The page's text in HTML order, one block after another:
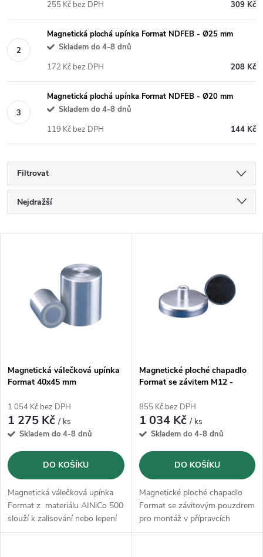
309 Kč
255 Kč bez DPH
Magnetická plochá upínka Format NDFEB - Ø25 mm
Skladem do 4-8 dnů
208 Kč
172 Kč bez DPH
Magnetická plochá upínka Format NDFEB - Ø20 mm
Skladem do 4-8 dnů
144 Kč
119 Kč bez DPH
Filtrovat
Ř
a
p
r
o
d
u
k
Nejdražší
s
p
r
o
d
u
k
Magnetická válečková upínka
Format 40x45 mm
1 054 Kč bez DPH
1 275 Kč/ ks
Skladem do 4-8 dnů
DO KOŠÍKU
Magnetická válečková upínka
Format z materiálu AINiCo 500
slouží k zalisování nebo lepení
Magnetické ploché chapadlo
Format se závitem M12 -
855 Kč bez DPH
1 034 Kč/ ks
Skladem do 4-8 dnů
DO KOŠÍKU
Magnetické ploché chapadlo
Format se závitovým pouzdrem
pro montáž v přípravcích